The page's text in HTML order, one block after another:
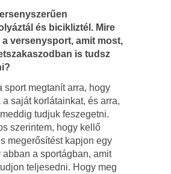
és bicikliztél. Mire
versenysport, amit most,
is tudsz
sport megtanít arra, hogy
saját korlátainkat, és arra,
tudjuk feszegetni.
szerintem, hogy kellő
megerősítést kapjon egy
abban a sportágban, amit
teljesedni. Hogy meg